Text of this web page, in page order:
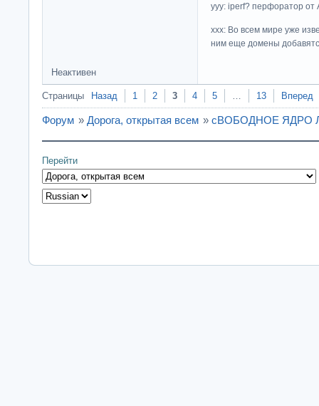
yyy: iperf? перфоратор от
xxx: Во всем мире уже
ним еще домены
Неактивен
Страницы Назад 1 2 3 4 5 13 Вперед
Форум » Дорога, открытая всем » сВОБОДНОЕ ЯДРО
Перейти